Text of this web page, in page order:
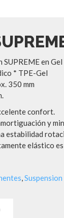
SUPREME en
* TPE-Gel
350 mm
confort.
y
estabilidad
elástico
,Suspension